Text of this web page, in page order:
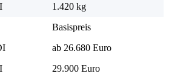
1.420 kg
Basispreis
ab 26.680 Euro
29.900 Euro